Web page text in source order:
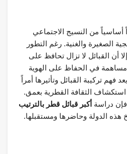
أساسياً من النسيج الاجتماعي
الصغيرة والغنية. رغم التطور
أن القبائل لا تزال تحافظ على
مساهمة في الحفاظ على الهوية
فهم تركيبة القبائل وتأثيرها أمراً
الثقافة القطرية بعمق.
دراسة أكبر قبائل قطر بالترتيب
هذه الدولة وحاضرها ومستقبلها.